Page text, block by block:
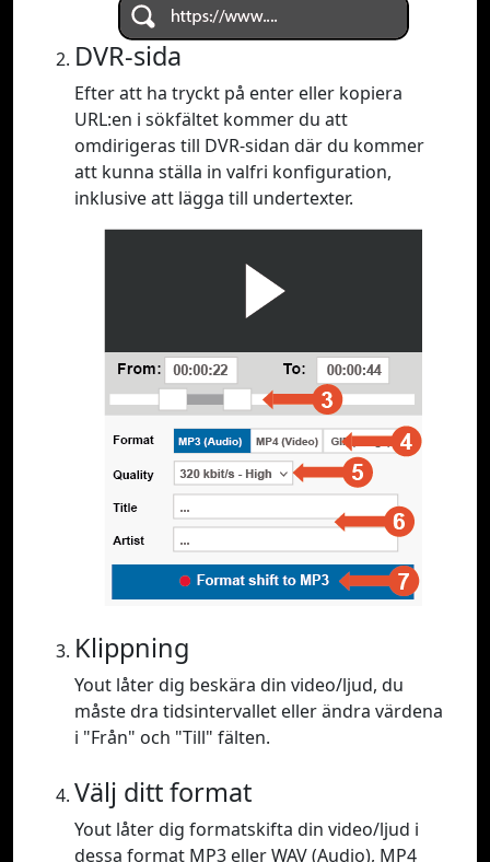
DVR-sida
Efter att ha tryckt på enter eller kopiera
URL:en i sökfältet kommer du att
omdirigeras till DVR-sidan där du kommer
att kunna ställa in valfri konfiguration,
inklusive att lägga till undertexter.
Klippning
Yout låter dig beskära din video/ljud, du
måste dra tidsintervallet eller ändra värdena
i "Från" och "Till" fälten.
Välj ditt format
Yout låter dig formatskifta din video/ljud i
dessa format MP3 eller WAV (Audio), MP4